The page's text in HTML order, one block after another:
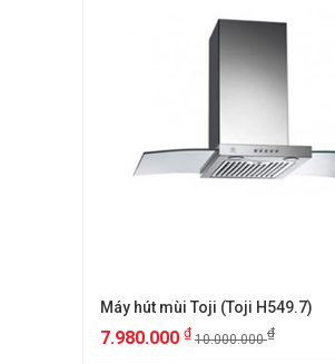
Máy hút mùi Toji (Toji H549.7)
7.980.000 ₫ 10.000.000₫